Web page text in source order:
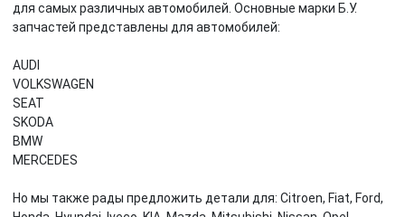
для самых различных автомобилей. Основные марки Б.У.
запчастей представлены для автомобилей:
AUDI
VOLKSWAGEN
SEAT
SKODA
BMW
MERCEDES
Но мы также рады предложить детали для: Citroen, Fiat, Ford,